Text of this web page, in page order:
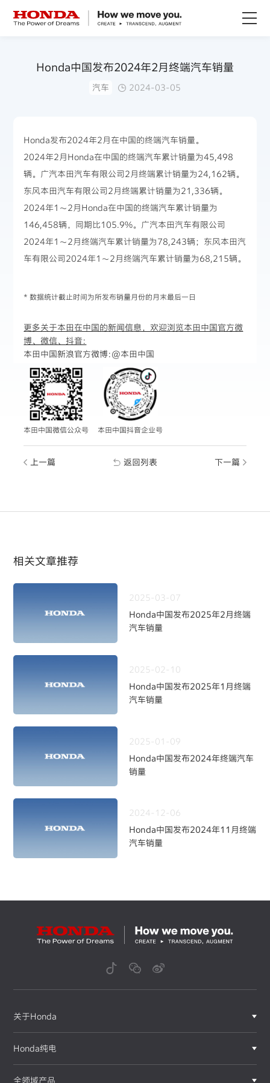
赛事运动
新闻资讯
Honda中国发布2024年2月终端汽车销量
汽车 2024-03-05
Honda发布2024年2月在中国的终端汽车销量。
2024年2月Honda在中国的终端汽车累计销量为45,498
辆。广汽本田汽车有限公司2月终端累计销量为24,162辆。
东风本田汽车有限公司2月终端累计销量为21,336辆。
2024年1～2月Honda在中国的终端汽车累计销量为
146,458辆，同期比105.9%。广汽本田汽车有限公司
2024年1～2月终端汽车累计销量为78,243辆；东风本田汽
车有限公司2024年1～2月终端汽车累计销量为68,215辆。
* 数据统计截止时间为所发布销量月份的月末最后一日
更多关于本田在中国的新闻信息，欢迎浏览本田中国官方微
博、微信、抖音:
本田中国新浪官方微博:@本田中国
本田中国微信公众号 本田中国抖音企业号
上一篇 返回列表 下一篇
相关文章推荐
2025-03-07
Honda中国发布2025年2月终端
汽车销量
2025-02-10
Honda中国发布2025年1月终端
汽车销量
2025-01-09
Honda中国发布2024年终端汽车
销量
2024-12-06
Honda中国发布2024年11月终端
汽车销量
关于Honda
Honda纯电
全领域产品